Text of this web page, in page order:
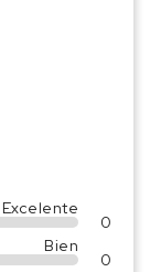
Excelente
0
Bien
0